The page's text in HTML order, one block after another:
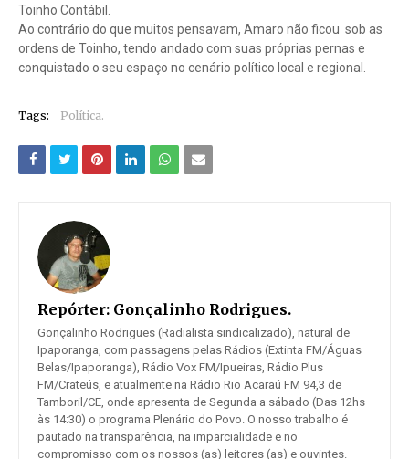
Toinho Contábil.
Ao contrário do que muitos pensavam, Amaro não ficou sob as
ordens de Toinho, tendo andado com suas próprias pernas e
conquistado o seu espaço no cenário político local e regional.
Tags: Política.
Repórter: Gonçalinho Rodrigues.
Gonçalinho Rodrigues (Radialista sindicalizado), natural de
Ipaporanga, com passagens pelas Rádios (Extinta FM/Águas
Belas/Ipaporanga), Rádio Vox FM/Ipueiras, Rádio Plus
FM/Crateús, e atualmente na Rádio Rio Acaraú FM 94,3 de
Tamboril/CE, onde apresenta de Segunda a sábado (Das 12hs
às 14:30) o programa Plenário do Povo. O nosso trabalho é
pautado na transparência, na imparcialidade e no
compromisso com os nossos (as) leitores (as) e ouvintes.